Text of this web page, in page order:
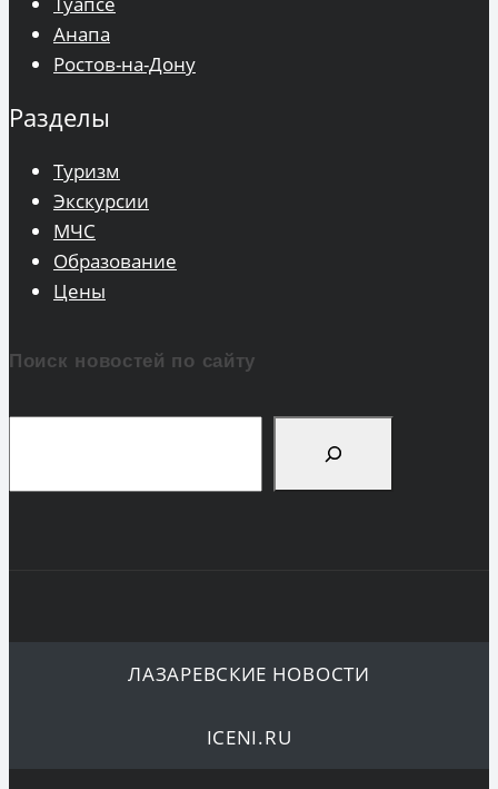
Анапа
Ростов-на-Дону
Разделы
Туризм
Экскурсии
МЧС
Образование
Цены
Поиск новостей по сайту
ЛАЗАРЕВСКИЕ НОВОСТИ
ICENI.RU